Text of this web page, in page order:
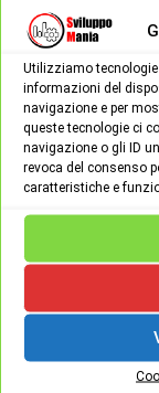
Utilizziamo tecnologie
informazioni del
navigazione e per
queste tecnologie ci
navigazione o gli ID
revoca del consenso
caratteristiche e
Password
[apsl-login-lite